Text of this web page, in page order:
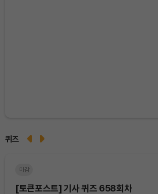
퀴즈
마감
[토큰포스트] 기사 퀴즈 658회차